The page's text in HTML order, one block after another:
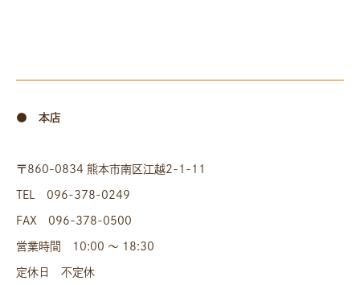
● 本店
〒860-0834 熊本市南区江越2-1-11
TEL 096-378-0249
FAX 096-378-0500
営業時間 10:00 〜 18:30
定休日 不定休